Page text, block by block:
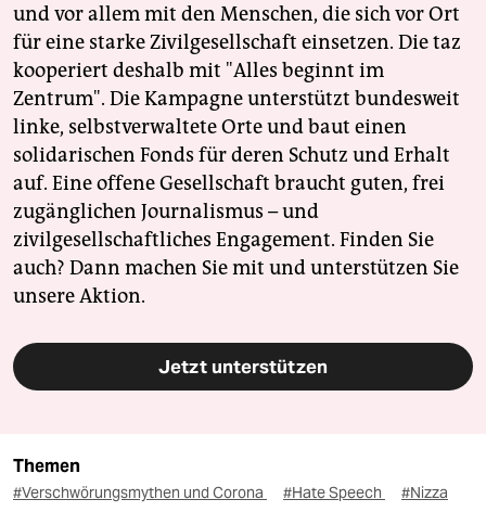
und vor allem mit den Menschen, die sich vor Ort
für eine starke Zivilgesellschaft einsetzen. Die taz
kooperiert deshalb mit "Alles beginnt im
Zentrum". Die Kampagne unterstützt bundesweit
linke, selbstverwaltete Orte und baut einen
solidarischen Fonds für deren Schutz und Erhalt
auf. Eine offene Gesellschaft braucht guten, frei
zugänglichen Journalismus – und
zivilgesellschaftliches Engagement. Finden Sie
auch? Dann machen Sie mit und unterstützen Sie
unsere Aktion.
Jetzt unterstützen
Themen
#Verschwörungsmythen und Corona #Hate Speech
#Nizza